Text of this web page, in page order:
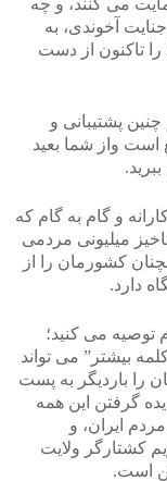
می کنند، و چه
آخوندی، به
را تاکنون از دست
پشتیبانی و
است واز شما بعید
و گام به گام که
میلیونی مردمی
کشورمان را از
دارد.
توصیه می کنید؛
بیشتر” می تواند
را باردیگر به پست
گرفتن این همه
ایران، و
کشتارگر ولایت
است.